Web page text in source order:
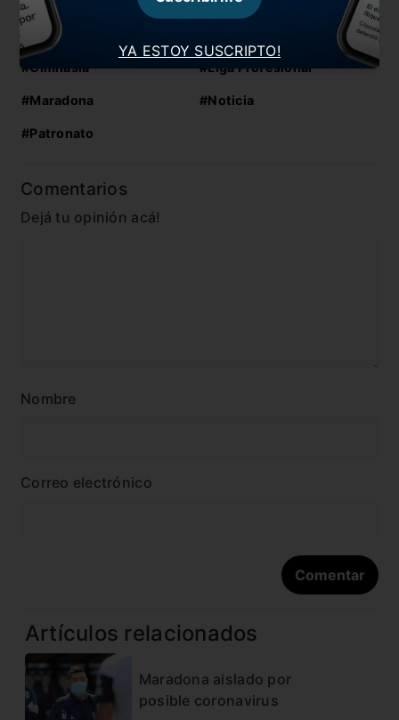
En esta nota:
#Gimnasia #Liga Profesional
#Maradona #Noticia
#Patronato
Comentarios
Dejá tu opinión acá!
Nombre
Correo electrónico
Artículos relacionados
Maradona aislado por
posible coronavirus
YA ESTOY SUSCRIPTO!